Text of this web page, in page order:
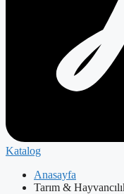
Katalog
Anasayfa
Tarım &